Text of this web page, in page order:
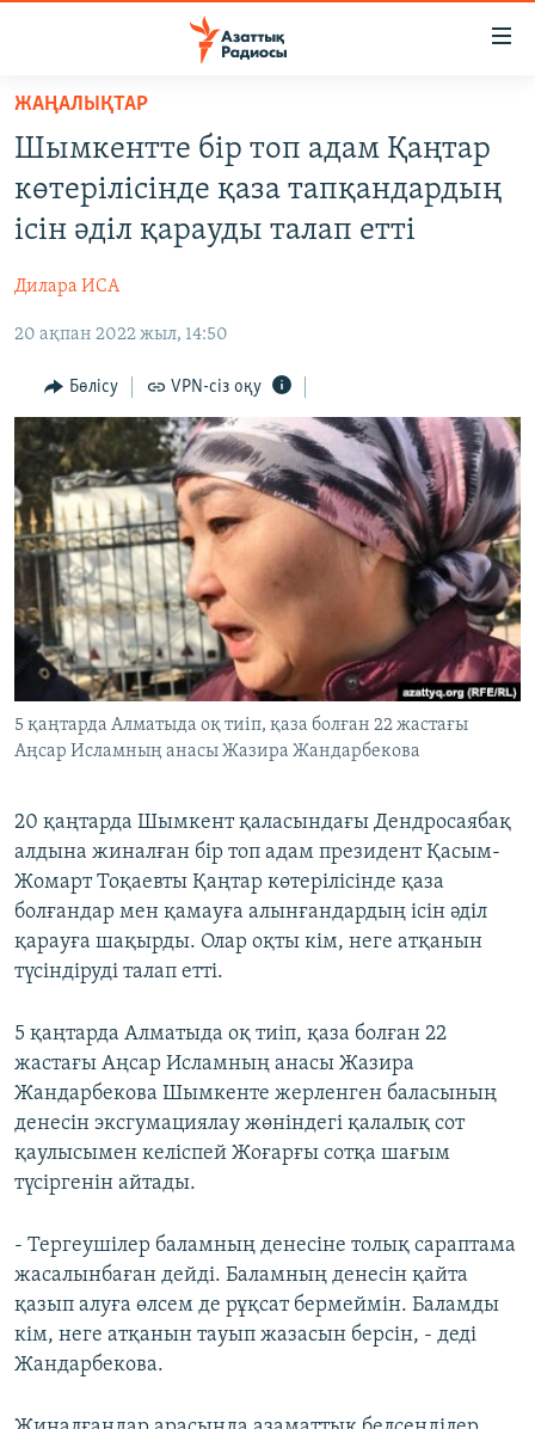
Skip
main
content
Skip
to
main
Navigation
Skip
Search
AZATTYQTV
АДАМ ҚҰҚЫҚТАРЫ
ӘЛЕУМЕТ
ӘЛЕМ
АРНАЙЫ ЖОБАЛАР
Русский
ЖАЗЫЛЫҢЫЗ
Басқа тілдерде
ЖАҢАЛЫҚТАР
Шымкентте бір топ адам Қаңтар
көтерілісінде қаза тапқандардың
ісін әділ қарауды талап етті
Дилара ИСА
20 ақпан 2022 жыл, 14:50
Бөлісу VPN-сіз оқу
5 қаңтарда Алматыда оқ тиіп, қаза болған 22 жастағы
Аңсар Исламның анасы Жазира Жандарбекова
20 қаңтарда Шымкент қаласындағы Дендросаябақ
алдына жиналған бір топ адам президент Қасым-
Жомарт Тоқаевты Қаңтар көтерілісінде қаза
болғандар мен қамауға алынғандардың ісін әділ
қарауға шақырды. Олар оқты кім, неге атқанын
түсіндіруді талап етті.
5 қаңтарда Алматыда оқ тиіп, қаза болған 22
жастағы Аңсар Исламның анасы Жазира
Жандарбекова Шымкенте жерленген баласының
денесін эксгумациялау жөніндегі қалалық сот
қаулысымен келіспей Жоғарғы сотқа шағым
түсіргенін айтады.
- Тергеушілер баламның денесіне толық сараптама
жасалынбаған дейді. Баламның денесін қайта
қазып алуға өлсем де рұқсат бермеймін. Баламды
кім, неге атқанын тауып жазасын берсін, - деді
Жандарбекова.